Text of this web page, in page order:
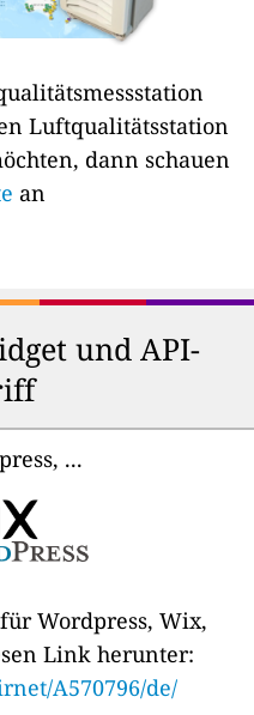
Luftqualitätsstation
dann schauen
an
und API-
...
Wordpress, Wix,
Link herunter:
A570796/de/